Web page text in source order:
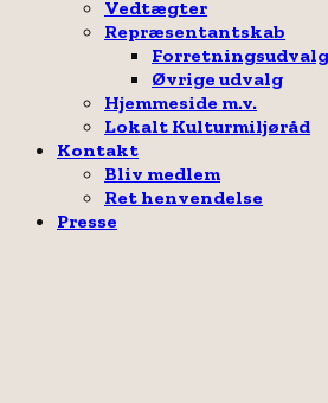
Vedtægter
Repræsentantskab
Forretningsudvalg
Øvrige udvalg
Hjemmeside m.v.
Lokalt Kulturmiljøråd
Kontakt
Bliv medlem
Ret henvendelse
Presse